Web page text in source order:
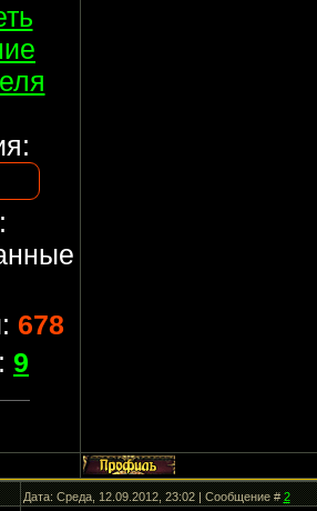
678
9
Дата: Среда, 12.09.2012, 23:02 | Сообщение #2